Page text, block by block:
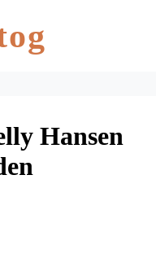
Hansen